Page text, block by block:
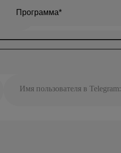
Программа*
Имя пользователя в Telegram: